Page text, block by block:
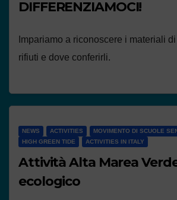
DIFFERENZIAMOCI!
Impariamo a riconoscere i materiali
rifiuti e dove conferirli.
NEWS ACTIVITIES
MOVIMENTO DI SCUOLE
HIGH GREEN TIDE
ACTIVITIES IN ITALY
Attività Alta Marea
ecologico